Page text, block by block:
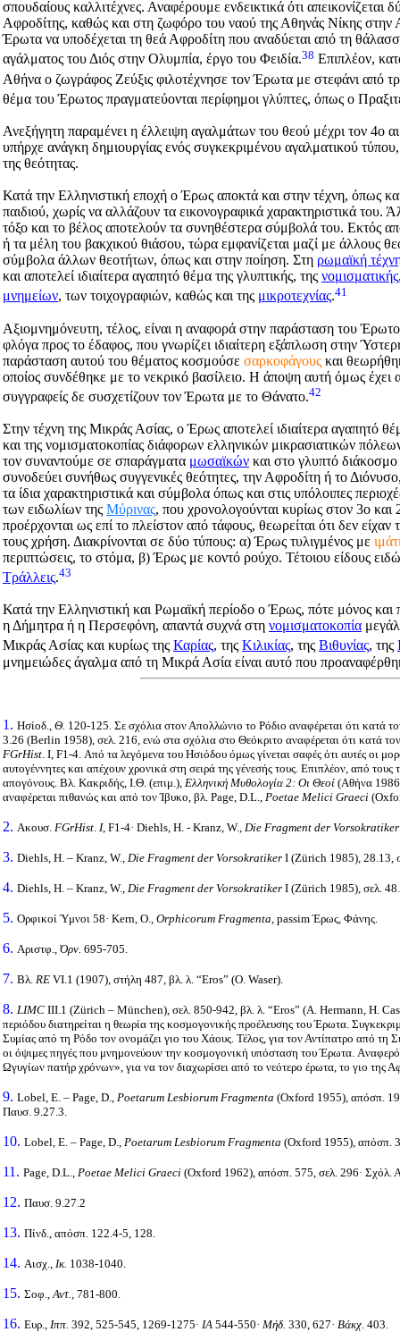
σπουδαίους καλλιτέχνες. Αναφέρουμε ενδεικτικά ότι
Αφροδίτης, καθώς και στη ζωφόρο του ναού της Αθηνάς Νίκης
Έρωτα να υποδέχεται τη θεά Αφροδίτη που αναδύεται από τη
αγάλματος του Διός στην Ολυμπία, έργο του Φειδία.38 Επιπλέον,
Αθήνα ο ζωγράφος Ζεύξις φιλοτέχνησε τον Έρωτα με στεφάνι από
θέμα του Έρωτος πραγματεύονται περίφημοι γλύπτες, όπως ο
Ανεξήγητη παραμένει η έλλειψη αγαλμάτων του θεού μέχρι τον 4ο
υπήρχε ανάγκη δημιουργίας ενός συγκεκριμένου αγαλματικού
της θεότητας.
Κατά την Ελληνιστική εποχή ο Έρως αποκτά και στην τέχνη, όπως
παιδιού, χωρίς να αλλάζουν τα εικονογραφικά χαρακτηριστικά του.
τόξο και το βέλος αποτελούν τα συνηθέστερα σύμβολά του. Εκτός
ή τα μέλη του βακχικού θιάσου, τώρα εμφανίζεται μαζί με άλλους
σύμβολα άλλων θεοτήτων, όπως και στην ποίηση. Στη ρωμαϊκή
και αποτελεί ιδιαίτερα αγαπητό θέμα της γλυπτικής, της νομισματικής
μνημείων, των τοιχογραφιών, καθώς και της μικροτεχνίας.41
Αξιομνημόνευτη, τέλος, είναι η αναφορά στην παράσταση του
φλόγα προς το έδαφος, που γνωρίζει ιδιαίτερη εξάπλωση στην
παράσταση αυτού του θέματος κοσμούσε σαρκοφάγους και
οποίος συνδέθηκε με το νεκρικό βασίλειο. Η άποψη αυτή όμως έχει
συγγραφείς δε συσχετίζουν τον Έρωτα με το Θάνατο.42
Στην τέχνη της Μικράς Ασίας, ο Έρως αποτελεί ιδιαίτερα αγαπητό
και της νομισματοκοπίας διάφορων ελληνικών μικρασιατικών
τον συναντούμε σε σπαράγματα μωσαϊκών και στο γλυπτό
συνοδεύει συνήθως συγγενικές θεότητες, την Αφροδίτη ή το
τα ίδια χαρακτηριστικά και σύμβολα όπως και στις υπόλοιπες
των ειδωλίων της Μύρινας, που χρονολογούνται κυρίως στον 3ο
προέρχονται ως επί το πλείστον από τάφους, θεωρείται ότι δεν
τους χρήση. Διακρίνονται σε δύο τύπους: α) Έρως τυλιγμένος με
περιπτώσεις, το στόμα, β) Έρως με κοντό ρούχο. Τέτοιου είδους
Τράλλεις.43
Κατά την Ελληνιστική και Ρωμαϊκή περίοδο ο Έρως, πότε μόνος
η Δήμητρα ή η Περσεφόνη, απαντά συχνά στη νομισματοκοπία
Μικράς Ασίας και κυρίως της Καρίας, της Κιλικίας, της Βιθυνίας, της
μνημειώδες άγαλμα από τη Μικρά Ασία είναι αυτό που
1. Ησίοδ., Θ. 120-125. Σε σχόλια στον Απoλλώνιο το Ρόδιο αναφέρεται ότι κατά
3.26 (Berlin 1958), σελ. 216, ενώ στα σχόλια στο Θεόκριτο αναφέρεται ότι κατά
FGrHist . I, F1-4. Από τα λεγόμενα του Ησιόδου όμως γίνεται σαφές ότι αυτές οι
αυτογέννητες και απέχουν χρονικά στη σειρά της γένεσής τους. Επιπλέον, από
απογόνους. Βλ. Κακριδής, Ι.Θ. (επιμ.), Ελληνική Μυθολογία 2: Οι Θεοί (Αθήνα
αναφέρεται πιθανώς και από τον Ίβυκο, βλ. Page, D.L.,
Poetae Melici Graeci
2. Ακουσ. FGrHist I, F1-4· Diehls, H. - Kranz, W., Die Fragment der Vorsokratiker
3. Diehls, H. – Kranz, W., Die Fragment der Vorsokratiker Ι (Zürich 1985), 28.13,
4. Diehls, H. – Kranz, W., Die Fragment der Vorsokratiker Ι (Zürich 1985), σελ . 48.
5. Ορφικοί Ύμνοι 58· Kern, O., Orphicorum Fragmenta, passimΈρως Φάνης
6. Αριστφ Όρν. 695-705.
7. Βλ. RE VI.1 (1907), στήλη 487, βλ λ . “Eros” (O. Waser).
8. LIMC III.1 (Zürich – München), σελ . 850-942, βλ λ . “Eros” (A. Hermann, H.
περιόδου διατηρείται η θεωρία της κοσμογονικής προέλευσης του Έρωτα.
Συμίας από τη Ρόδο τον ονομάζει γιο του Χάους. Τέλος, για τον Αντίπατρο από
οι όψιμες πηγές που μνημονεύουν την κοσμογονική υπόσταση του Έρωτα. A
Ωγυγίων πατήρ χρόνων», για να τον διαχωρίσει από το νεότερο έρωτα, το γιο της
9. Lobel E . – Page D Poetarum Lesbiorum Fragmenta (Oxford 1955), απόσπ.
Παυσ . 9.27.3.
10. Lobel, E. – Page, D., Poetarum Lesbiorum Fragmenta (Oxford 1955), απόσπ.
11. Page, D.L., Poetae Melici Graeci (Oxford 1962), απόσπ . 575, σελ . 296· Σχόλ.
12. Παυσ . 9.27.2
13. Πίνδ., απόσπ. 122.4-5, 128.
14. Αισχ., Ικ. 1038-1040.
15. Σοφ., Αντ., 781-800.
16. Ευρ., Ιππ. 392, 525-545, 1269-1275· ΙΑ 544-550· Μήδ. 330, 627· Βάκχ . 403.